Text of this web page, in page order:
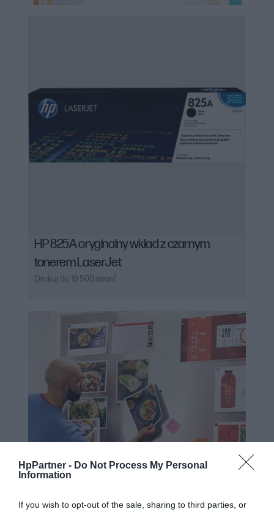
HpPartner - Do Not Process My Personal
Information
If you wish to opt-out of the sale, sharing to third parties, or
HP 825A oryginalny wkład z czarnym
tonerem LaserJet
Drukuj do 19 500 stron